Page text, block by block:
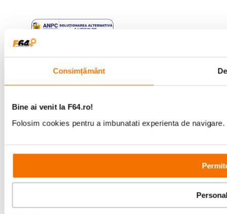
Consimțământ
Bine ai venit la F64.ro!
Folosim cookies pentru a imbunatati experienta de